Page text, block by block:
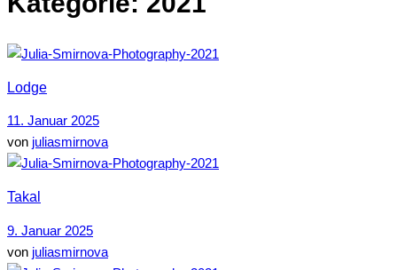
Lodge
11. Januar 2025
von juliasmirnova
Takal
9. Januar 2025
von juliasmirnova